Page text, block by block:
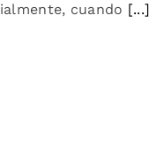
cuando [...]